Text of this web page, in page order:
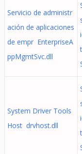
Servicio de administr
ación de aplicaciones
de empr EnterpriseA
ppMgmtSvc.dll
System Driver Tools
Host drvhost.dll